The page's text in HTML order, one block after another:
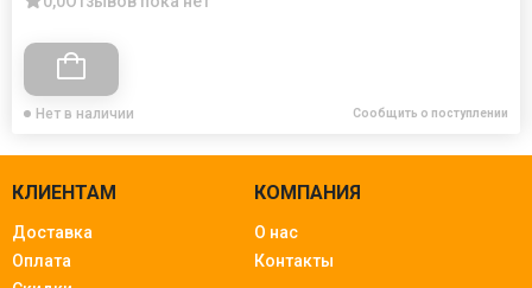
Нет в наличии Сообщить о поступлении
КЛИЕНТАМ
Доставка
Оплата
КОМПАНИЯ
О нас
Контакты